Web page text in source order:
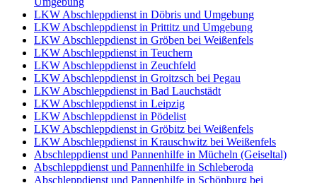
LKW Abschleppdienst in Döbris und Umgebung
LKW Abschleppdienst in Prittitz und Umgebung
LKW Abschleppdienst in Gröben bei Weißenfels
LKW Abschleppdienst in Teuchern
LKW Abschleppdienst in Zeuchfeld
LKW Abschleppdienst in Groitzsch bei Pegau
LKW Abschleppdienst in Bad Lauchstädt
LKW Abschleppdienst in Leipzig
LKW Abschleppdienst in Pödelist
LKW Abschleppdienst in Gröbitz bei Weißenfels
LKW Abschleppdienst in Krauschwitz bei Weißenfels
Abschleppdienst und Pannenhilfe in Mücheln (Geiseltal)
Abschleppdienst und Pannenhilfe in Schleberoda
Abschleppdienst und Pannenhilfe in Schönburg bei